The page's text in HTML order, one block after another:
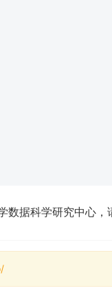
数据科学研究中心，